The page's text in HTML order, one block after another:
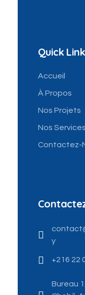
Quick
Accueil
À Propos
Nos Projets
Nos Services
Contactez-
y
+216 22
Bureau